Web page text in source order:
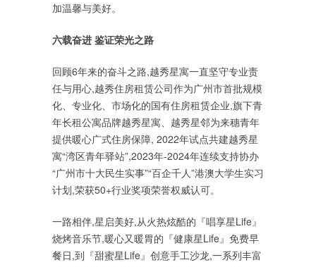
加温馨与美好。
六载奋进 鉴证荣光之路
回顾6年来的奋斗之路,越秀星寓一直坚守专业责
任与用心,越秀住房租赁公司作为广州市首批规模
化、专业化、市场化的国有住房租赁企业,旗下青
年长租公寓品牌越秀星寓、越秀星邻为来穗青年
提供暖心广式住房保障, 2022年试点共建越秀星
寓“湾区青年驿站”,2023年-2024年连续支持协办
“广州市十大民生实事”“百企千人”港澳大学生实习
计划,荣获50+行业奖项荣誉权威认可。
一路相伴,星启美好,从火热炫酷的『唱享星Life』
烧烤音乐节,暖心又暖胃的『健康星Life』免费早
餐日,到『甜蜜星Life』创意手工沙龙,一系列丰富